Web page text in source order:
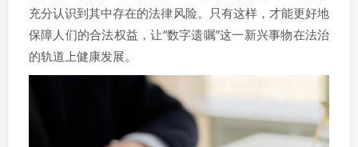
充分认识到其中存在的法律风险。只有这样，才能更好地
保障人们的合法权益，让“数字遗嘱”这一新兴事物在法治
的轨道上健康发展。